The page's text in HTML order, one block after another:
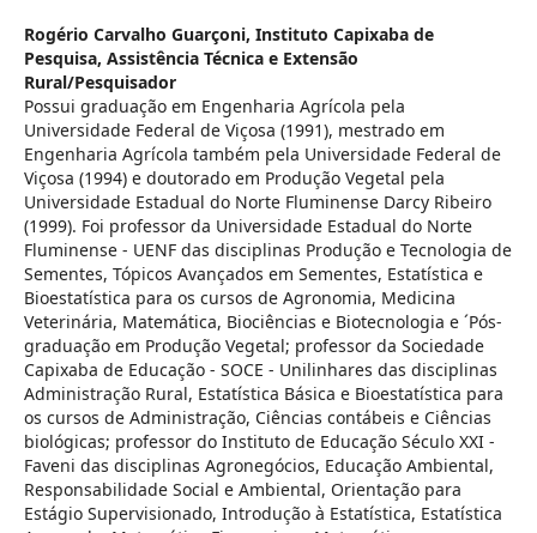
Rogério Carvalho Guarçoni, Instituto Capixaba de
Pesquisa, Assistência Técnica e Extensão
Rural/Pesquisador
Possui graduação em Engenharia Agrícola pela
Universidade Federal de Viçosa (1991), mestrado em
Engenharia Agrícola também pela Universidade Federal de
Viçosa (1994) e doutorado em Produção Vegetal pela
Universidade Estadual do Norte Fluminense Darcy Ribeiro
(1999). Foi professor da Universidade Estadual do Norte
Fluminense - UENF das disciplinas Produção e Tecnologia de
Sementes, Tópicos Avançados em Sementes, Estatística e
Bioestatística para os cursos de Agronomia, Medicina
Veterinária, Matemática, Biociências e Biotecnologia e ´Pós-
graduação em Produção Vegetal; professor da Sociedade
Capixaba de Educação - SOCE - Unilinhares das disciplinas
Administração Rural, Estatística Básica e Bioestatística para
os cursos de Administração, Ciências contábeis e Ciências
biológicas; professor do Instituto de Educação Século XXI -
Faveni das disciplinas Agronegócios, Educação Ambiental,
Responsabilidade Social e Ambiental, Orientação para
Estágio Supervisionado, Introdução à Estatística, Estatística